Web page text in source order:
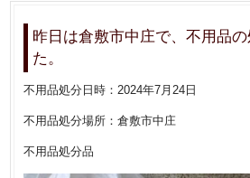
昨日は倉敷市中庄で、不用品
た。
不用品処分日時：2024年7月24日
不用品処分場所：倉敷市中庄
不用品処分品